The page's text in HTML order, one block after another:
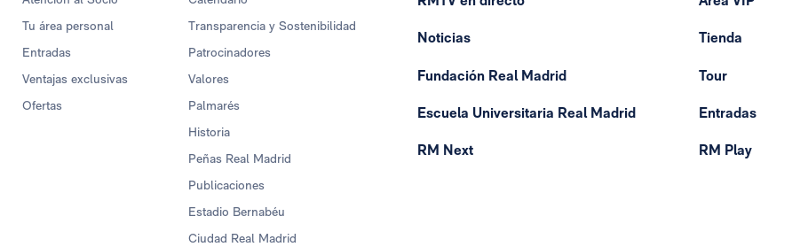
Tu área personal
Entradas
Ventajas exclusivas
Ofertas
Transparencia y Sostenibilidad
Patrocinadores
Valores
Palmarés
Historia
Peñas Real Madrid
Publicaciones
Estadio Bernabéu
Ciudad Real Madrid
Noticias
Fundación Real Madrid
Escuela Universitaria Real Madrid
RM Next
Tienda
Tour
Entradas
RM Play